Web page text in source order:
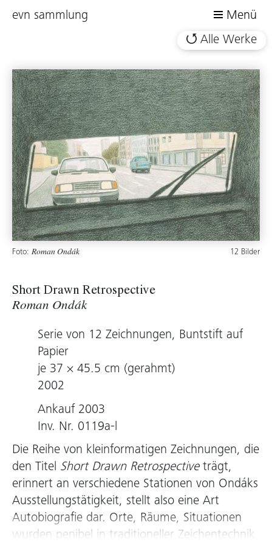
evn sammlung
Menü
Alle Werke
Foto: Roman Ondák 12 Bilder
Short Drawn Retrospective
Roman Ondák
Serie von 12 Zeichnungen, Buntstift auf
Papier
je 37 × 45.5 cm (gerahmt)
2002
Ankauf 2003
Inv. Nr. 0119a-l
Die Reihe von kleinformatigen Zeichnungen, die
den Titel Short Drawn Retrospectiveträgt,
erinnert an verschiedene Stationen von Ondáks
Ausstellungstätigkeit, stellt also eine Art
Autobiografie dar. Orte, Räume, Situationen
wurden penibel in traditioneller Zeichentechnik